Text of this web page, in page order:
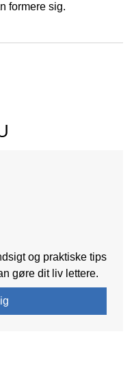
formere sig.
og praktiske tips
gøre dit liv lettere.